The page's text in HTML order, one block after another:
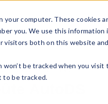
your computer. These
you. We use this
visitors both on this website
be tracked when you
to be tracked.
|DROPSHIPPING